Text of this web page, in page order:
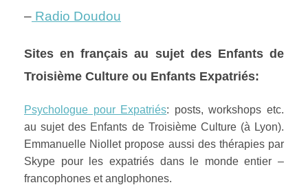
– Radio Doudou
Sites en français au sujet des Enfants de
Troisième Culture ou Enfants Expatriés:
Psychologue pour Expatriés: posts, workshops etc.
au sujet des Enfants de Troisième Culture (à Lyon).
Emmanuelle Niollet propose aussi des thérapies par
Skype pour les expatriés dans le monde entier –
francophones et anglophones.